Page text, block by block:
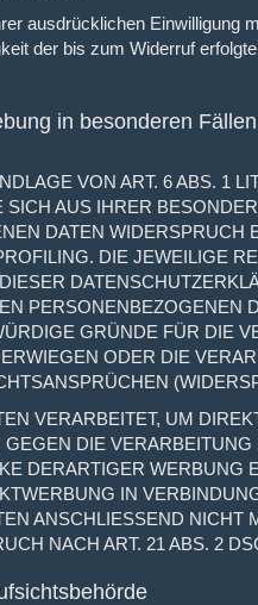
ausdrücklichen Einwilligung
der bis zum Widerruf
in besonderen
VON ART. 6 ABS. 1
AUS IHRER
DATEN WIDERSPRUCH
DIE JEWEILIGE
PERSONENBEZOGENEN
GRÜNDE FÜR DIE
ODER DIE
VERARBEITET, UM
DIE
DERARTIGER WERBUNG
IN
ANSCHLIESSEND NICHT
NACH ART. 21 ABS. 2